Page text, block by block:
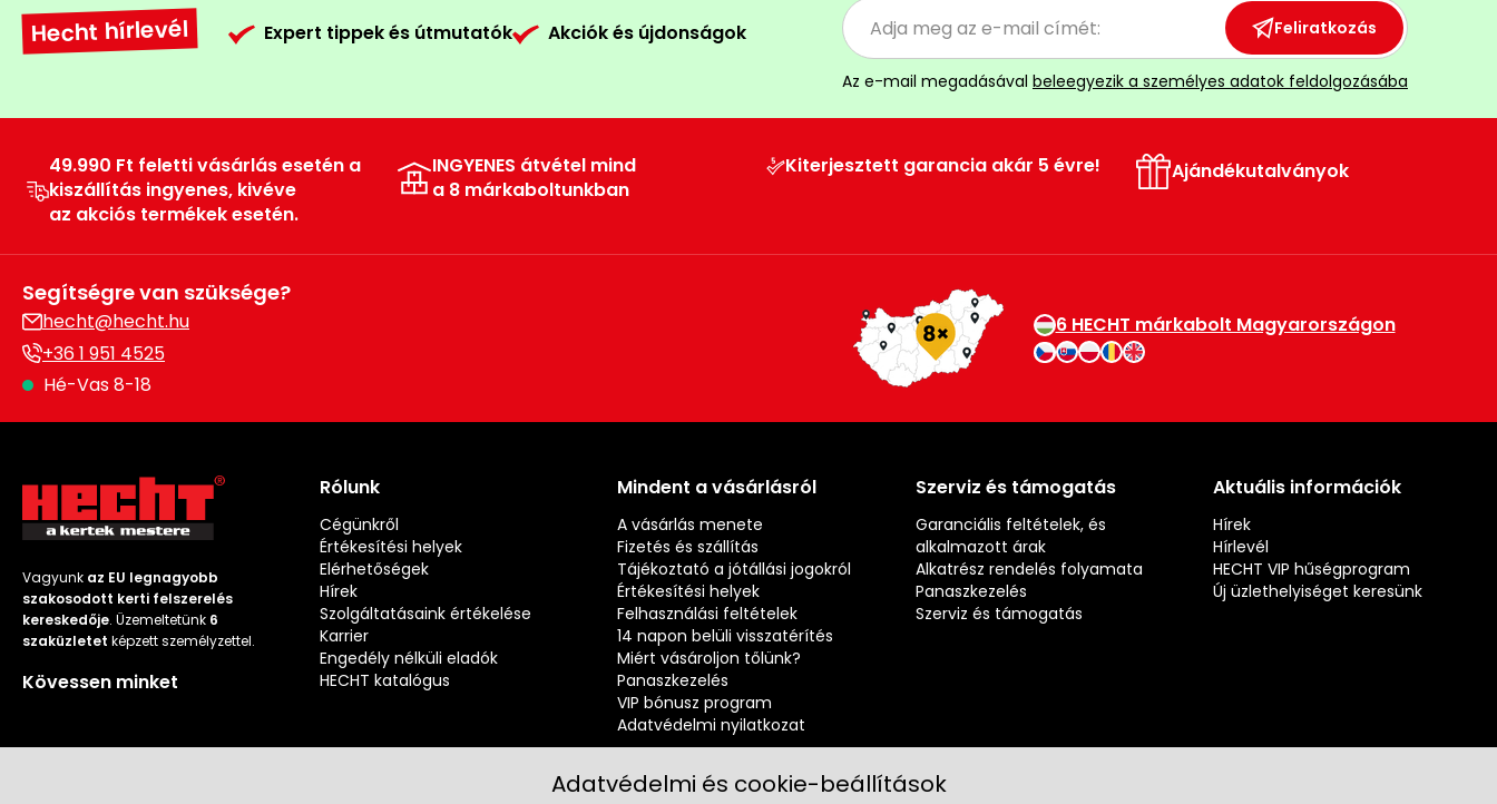
Hecht hírlevél Expert tippek és útmutatók Akciók és újdonságok Feliratkozás
Az e-mail megadásával beleegyezik a személyes adatok feldolgozásába
49.990 Ft feletti vásárlás esetén a
kiszállítás ingyenes, kivéve
az akciós termékek esetén.
INGYENES átvétel mind
a 8 márkaboltunkban
Kiterjesztett garancia akár 5 évre! Ajándékutalványok
Segítségre van szüksége?
hecht@hecht.hu
+36 1 951 4525
Hé-Vas 8-18
6 HECHT márkabolt Magyarországon
Vagyunk az EU legnagyobb
szakosodott kerti felszerelés
kereskedője. Üzemeltetünk 6
szaküzletet képzett személyzettel.
Kövessen minket
Rólunk
Cégünkről
Értékesítési helyek
Elérhetőségek
Hírek
Szolgáltatásaink értékelése
Karrier
Engedély nélküli eladók
HECHT katalógus
Mindent a vásárlásról
A vásárlás menete
Fizetés és szállítás
Tájékoztató a jótállási jogokról
Értékesítési helyek
Felhasználási feltételek
14 napon belüli visszatérítés
Miért vásároljon tőlünk?
Panaszkezelés
VIP bónusz program
Adatvédelmi nyilatkozat
Szerviz és támogatás
Garanciális feltételek, és
alkalmazott árak
Alkatrész rendelés folyamata
Panaszkezelés
Szerviz és támogatás
Aktuális információk
Hírek
Hírlevél
HECHT VIP hűségprogram
Új üzlethelyiséget keresünk
Adatvédelmi és cookie-beállítások